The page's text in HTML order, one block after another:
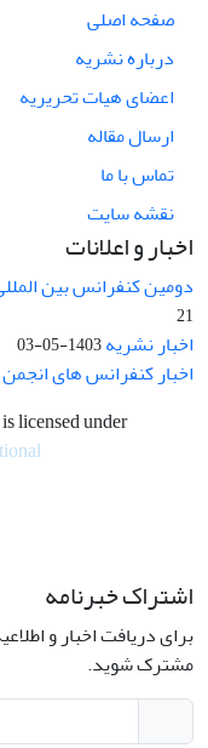
صفحه اصلی
درباره نشریه
اعضای هیات تحریریه
ارسال مقاله
تماس با ما
نقشه سایت
اخبار و اعلانات
دومین کنفرانس بین
21
اخبار نشریه1403-05-03
اخبار کنفرانس های انجمن
is licensed under
اشتراک خبرنامه
برای دریافت اخبار و
مشترک شوید.